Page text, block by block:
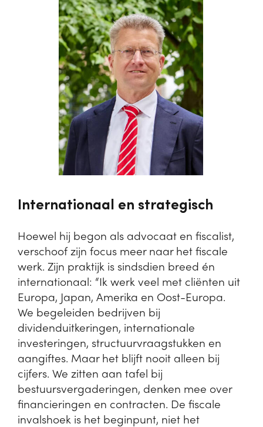
Internationaal en strategisch
Hoewel hij begon als advocaat en fiscalist,
verschoof zijn focus meer naar het fiscale
werk. Zijn praktijk is sindsdien breed én
internationaal: “Ik werk veel met cliënten uit
Europa, Japan, Amerika en Oost-Europa.
We begeleiden bedrijven bij
dividenduitkeringen, internationale
investeringen, structuurvraagstukken en
aangiftes. Maar het blijft nooit alleen bij
cijfers. We zitten aan tafel bij
bestuursvergaderingen, denken mee over
financieringen en contracten. De fiscale
invalshoek is het beginpunt, niet het